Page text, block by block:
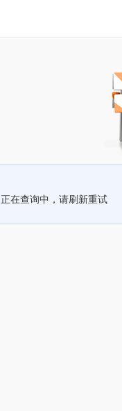
正在查询中，请刷新重试